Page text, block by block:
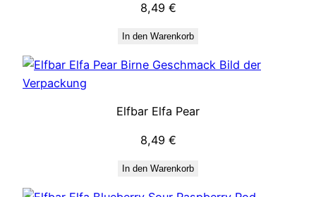
8,49 €
In den Warenkorb
Elfbar Elfa Pear
8,49 €
In den Warenkorb